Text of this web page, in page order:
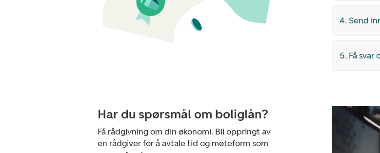
4. Send
5. Få
Har du spørsmål om boliglån?
Få rådgivning om din økonomi. Bli oppringt av
en rådgiver for å avtale tid og møteform som